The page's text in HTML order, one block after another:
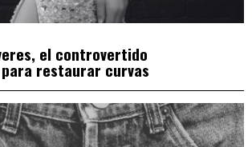
el controvertido
restaurar curvas